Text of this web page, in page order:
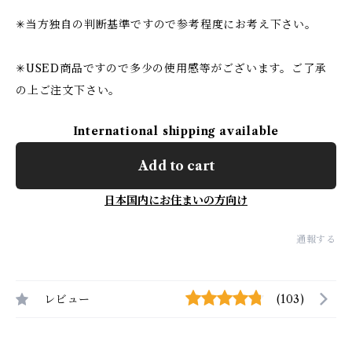
✳︎当方独自の判断基準ですので参考程度にお考え下さい。
✳︎USED商品ですので多少の使用感等がございます。ご了承
の上ご注文下さい。
International shipping available
Add to cart
日本国内にお住まいの方向け
通報する
レビュー (103)